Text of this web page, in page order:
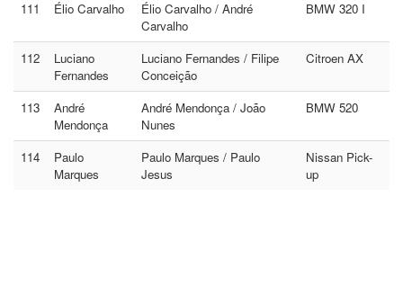
111
Élio Carvalho
Élio Carvalho / André
Carvalho
BMW 320 I
112
Luciano
Fernandes
Luciano Fernandes / Filipe
Conceição
Citroen AX
113
André
Mendonça
André Mendonça / João
Nunes
BMW 520
114
Paulo
Marques
Paulo Marques / Paulo
Jesus
Nissan Pick-
up